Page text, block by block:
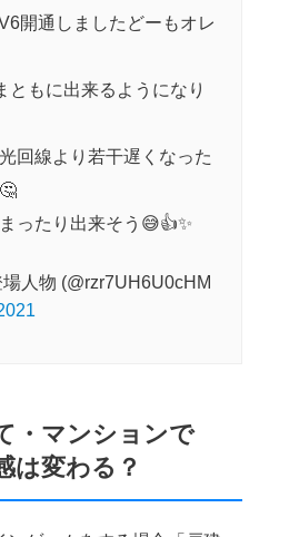
開通しましたどーもオレ
ともに出来るようになり
回線より若干遅くなった
ったり出来そう😅👍✨
人物 (@rzr7UH6U0cHM
・マンションで
は変わる？